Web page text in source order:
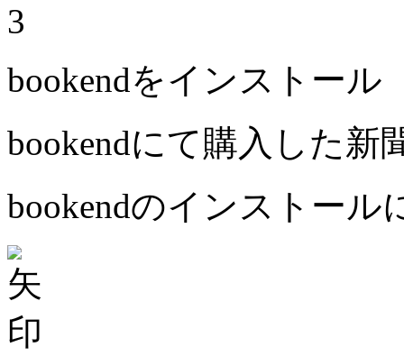
3
bookendをインストール
bookendにて購入した新
bookendのインストール